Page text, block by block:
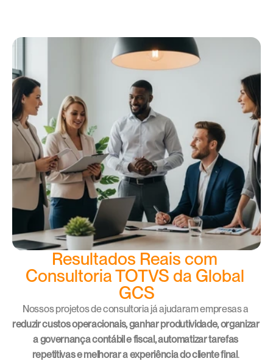
Resultados Reais com
Consultoria TOTVS da Global
GCS
reduzir custos operacionais, ganhar produtividade, organizar
a governança contábil e fiscal, automatizar tarefas
repetitivas e melhorar a experiência do cliente final.